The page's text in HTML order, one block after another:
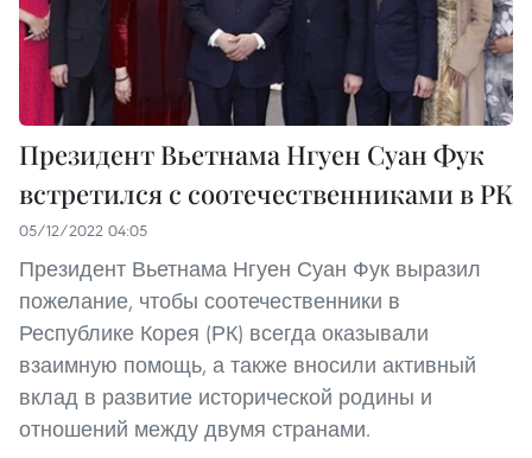
Президент Вьетнама Нгуен Суан Фук
встретился с соотечественниками в РК
05/12/2022 04:05
Президент Вьетнама Нгуен Суан Фук выразил
пожелание, чтобы соотечественники в
Республике Корея (РК) всегда оказывали
взаимную помощь, а также вносили активный
вклад в развитие исторической родины и
отношений между двумя странами.